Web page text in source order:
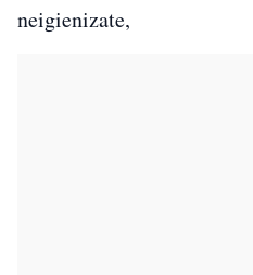
neigienizate,